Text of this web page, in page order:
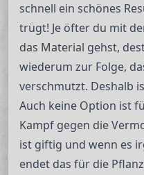
schnell ein schönes
trügt! Je öfter du mit
das Material gehst,
wiederum zur Folge,
verschmutzt. Deshalb
Auch keine Option ist
Kampf gegen die
ist giftig und wenn es
endet das für die